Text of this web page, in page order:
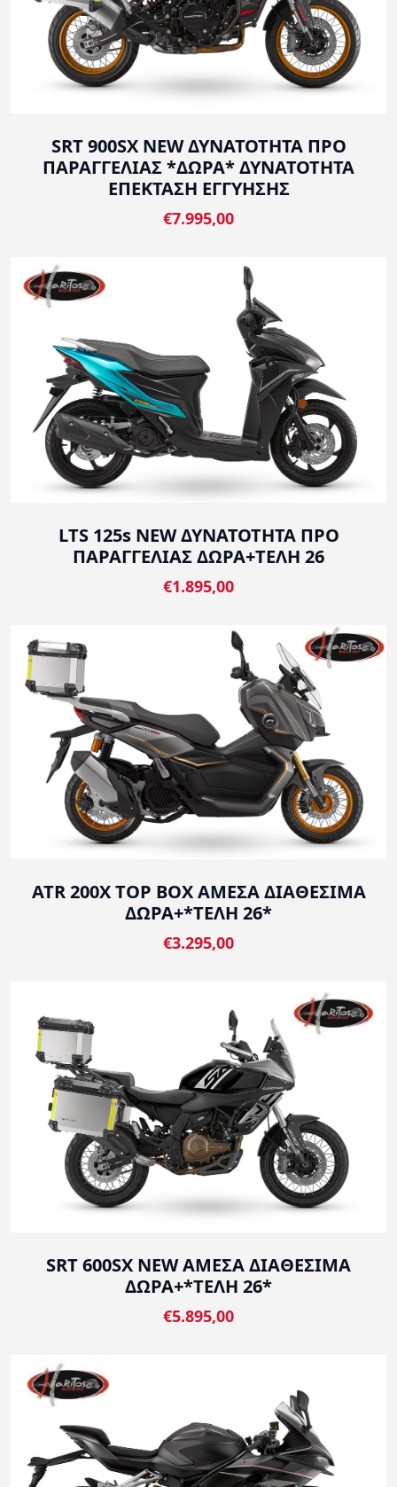
SRT 900SX NEW ΔΥΝΑΤΟΤΗΤΑ ΠΡΟ
ΠΑΡΑΓΓΕΛΙΑΣ *ΔΩΡΑ* ΔΥΝΑΤΟΤΗΤΑ
ΕΠΕΚΤΑΣΗ ΕΓΓΥΗΣΗΣ
€7.995,00
LTS 125s NEW ΔΥΝΑΤΟΤΗΤΑ ΠΡΟ
ΠΑΡΑΓΓΕΛΙΑΣ ΔΩΡΑ+ΤΕΛΗ 26
€1.895,00
ATR 200X TOP BOX ΑΜΕΣΑ ΔΙΑΘΕΣΙΜΑ
ΔΩΡΑ+*ΤΕΛΗ 26*
€3.295,00
SRT 600SX NEW ΑΜΕΣΑ ΔΙΑΘΕΣΙΜΑ
ΔΩΡΑ+*ΤΕΛΗ 26*
€5.895,00